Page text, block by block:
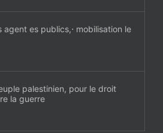
agent es publics,⋅ mobilisation le
palestinien, pour le droit
la guerre